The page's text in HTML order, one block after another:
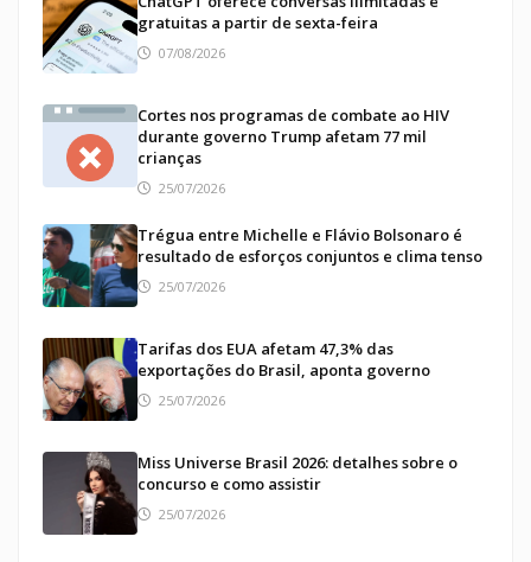
gratuitas a partir de sexta-feira
07/08/2026
Cortes nos programas de combate ao HIV
durante governo Trump afetam 77 mil
crianças
25/07/2026
Trégua entre Michelle e Flávio Bolsonaro é
resultado de esforços conjuntos e clima tenso
25/07/2026
Tarifas dos EUA afetam 47,3% das
exportações do Brasil, aponta governo
25/07/2026
Miss Universe Brasil 2026: detalhes sobre o
concurso e como assistir
25/07/2026